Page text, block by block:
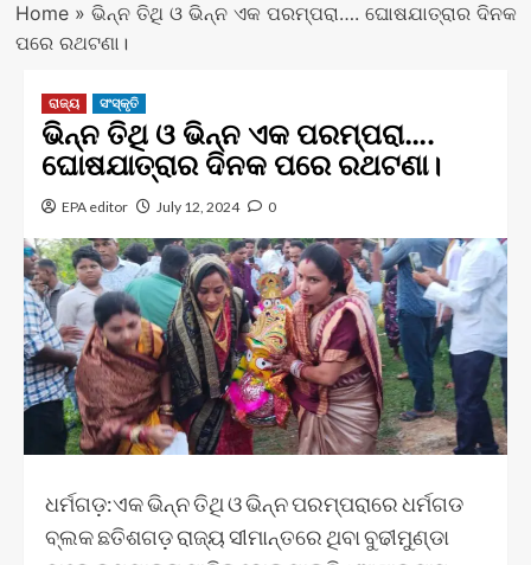
Home» ଭିନ୍ନ ତିଥି ଓ ଭିନ୍ନ ଏକ ପରମ୍ପରା…. ଘୋଷଯାତ୍ରାର ଦିନକ
ପରେ ରଥଟଣା।
ରାଜ୍ୟ ସଂସ୍କୃତି
ଭିନ୍ନ ତିଥି ଓ ଭିନ୍ନ ଏକ ପରମ୍ପରା….
ଘୋଷଯାତ୍ରାର ଦିନକ ପରେ ରଥଟଣା।
EPA editor July 12, 2024 0
ଧର୍ମଗଡ଼:ଏକ ଭିନ୍ନ ତିଥି ଓ ଭିନ୍ନ ପରମ୍ପରାରେ ଧର୍ମଗଡ
ବ୍ଲକ ଛତିଶଗଡ଼ ରାଜ୍ୟ ସୀମାନ୍ତରେ ଥିବା ବୁଢୀମୁଣ୍ଡା